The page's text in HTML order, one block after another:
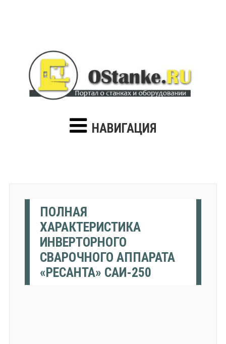
НАВИГАЦИЯ
ПОЛНАЯ
ХАРАКТЕРИСТИКА
ИНВЕРТОРНОГО
СВАРОЧНОГО АППАРАТА
«РЕСАНТА» САИ-250